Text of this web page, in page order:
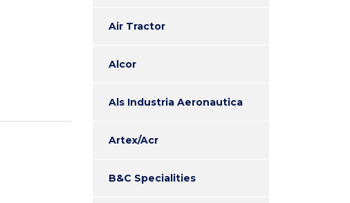
Air Tractor
Alcor
Als Industria Aeronautica
Artex/Acr
B&C Specialities